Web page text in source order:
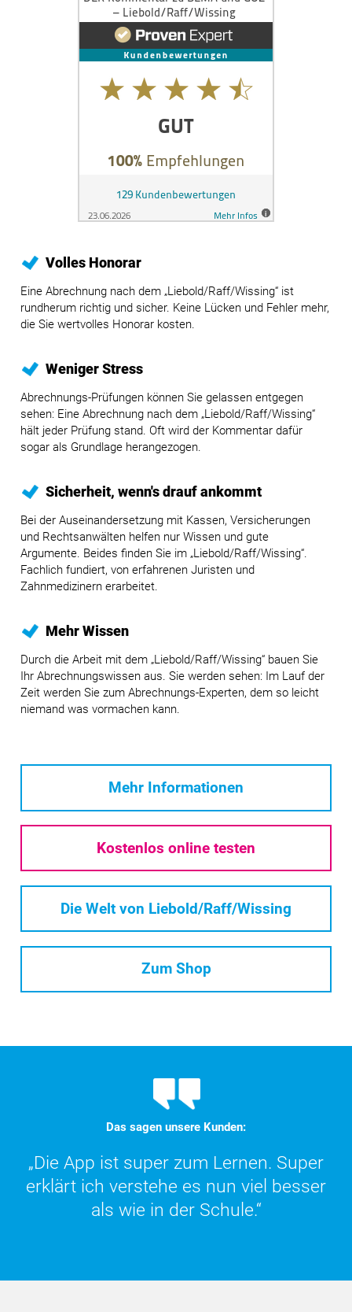
Volles Honorar
Eine Abrechnung nach dem „Liebold/Raff/Wissing“ ist
rundherum richtig und sicher. Keine Lücken und Fehler mehr,
die Sie wertvolles Honorar kosten.
Weniger Stress
Abrechnungs-Prüfungen können Sie gelassen entgegen
sehen: Eine Abrechnung nach dem „Liebold/Raff/Wissing“
hält jeder Prüfung stand. Oft wird der Kommentar dafür
sogar als Grundlage herangezogen.
Sicherheit, wenn's drauf ankommt
Bei der Auseinandersetzung mit Kassen, Versicherungen
und Rechtsanwälten helfen nur Wissen und gute
Argumente. Beides finden Sie im „Liebold/Raff/Wissing“.
Fachlich fundiert, von erfahrenen Juristen und
Zahnmedizinern erarbeitet.
Mehr Wissen
Durch die Arbeit mit dem „Liebold/Raff/Wissing“ bauen Sie
Ihr Abrechnungswissen aus. Sie werden sehen: Im Lauf der
Zeit werden Sie zum Abrechnungs-Experten, dem so leicht
niemand was vormachen kann.
Mehr Informationen
Kostenlos online testen
Die Welt von Liebold/Raff/Wissing
Zum Shop
Das sagen unsere Kunden:
„DER Online-Kommentar ist wirklich
praktisch und super übersichtlich. Eine
große Hilfe!“
„Die App ist super zum Lernen. Super
erklärt ich verstehe es nun viel besser
als wie in der Schule.“